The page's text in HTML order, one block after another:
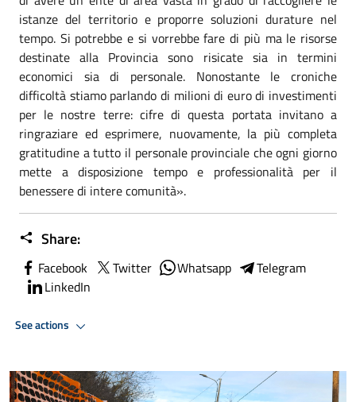
istanze del territorio e proporre soluzioni durature nel
tempo. Si potrebbe e si vorrebbe fare di più ma le risorse
destinate alla Provincia sono risicate sia in termini
economici sia di personale. Nonostante le croniche
difficoltà stiamo parlando di milioni di euro di investimenti
per le nostre terre: cifre di questa portata invitano a
ringraziare ed esprimere, nuovamente, la più completa
gratitudine a tutto il personale provinciale che ogni giorno
mette a disposizione tempo e professionalità per il
benessere di intere comunità».
Share:
Facebook Twitter Whatsapp
Telegram
LinkedIn
See actions